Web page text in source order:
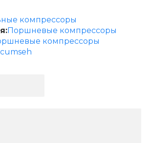
компрессоры
Поршневые компрессоры
компрессоры